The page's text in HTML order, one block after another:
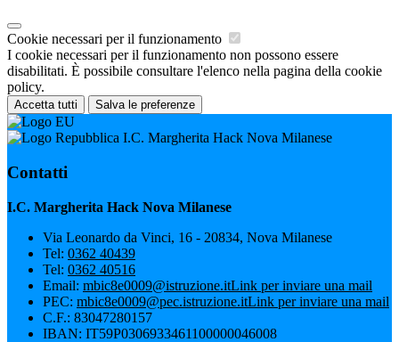
Cookie necessari per il funzionamento
I cookie necessari per il funzionamento non possono essere
disabilitati. È possibile consultare l'elenco nella pagina della cookie
policy.
Accetta tutti Salva le preferenze
I.C. Margherita Hack Nova Milanese
Contatti
I.C. Margherita Hack Nova Milanese
Via Leonardo da Vinci, 16 - 20834, Nova Milanese
Tel: 0362 40439
Tel: 0362 40516
Email: mbic8e0009@istruzione.itLink per inviare una mail
PEC: mbic8e0009@pec.istruzione.itLink per inviare una mail
C.F.: 83047280157
IBAN: IT59P0306933461100000046008